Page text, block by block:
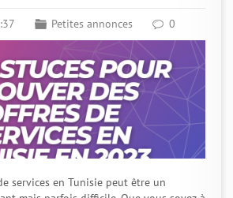
Petites annonces 0
services en Tunisie peut être un